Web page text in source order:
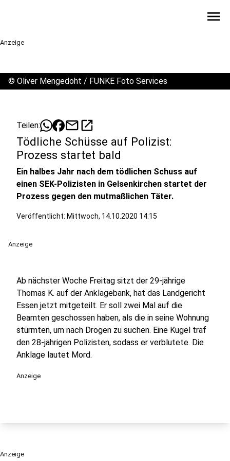
menu
Anzeige
© Oliver Mengedoht / FUNKE Foto Services
Teilen: mailopen_in_new
Tödliche Schüsse auf Polizist:
Prozess startet bald
Ein halbes Jahr nach dem tödlichen Schuss auf
einen SEK-Polizisten in Gelsenkirchen startet der
Prozess gegen den mutmaßlichen Täter.
Veröffentlicht: Mittwoch, 14.10.2020 14:15
Anzeige
Ab nächster Woche Freitag sitzt der 29-jährige
Thomas K. auf der Anklagebank, hat das Landgericht
Essen jetzt mitgeteilt. Er soll zwei Mal auf die
Beamten geschossen haben, als die in seine Wohnung
stürmten, um nach Drogen zu suchen. Eine Kugel traf
den 28-jährigen Polizisten, sodass er verblutete. Die
Anklage lautet Mord.
Anzeige
Anzeige